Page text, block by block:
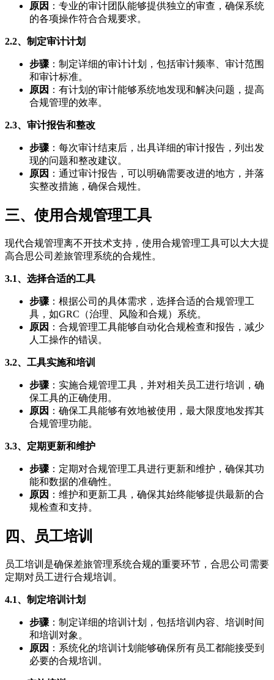
原因 ：专业的审计团队能够提供独立的审查，确保系统
的各项操作符合合规要求。
2.2、制定审计计划
步骤：制定详细的审计计划，包括审计频率、审计范围
和审计标准。
原因 ：有计划的审计能够系统地发现和解决问题，提高
合规管理的效率。
2.3、审计报告和整改
步骤：每次审计结束后，出具详细的审计报告，列出发
现的问题和整改建议。
原因 ：通过审计报告，可以明确需要改进的地方，并落
实整改措施，确保合规性。
三、使用合规管理工具
现代合规管理离不开技术支持，使用合规管理工具可以大大提
高合思公司差旅管理系统的合规性。
3.1、选择合适的工具
步骤 ：根据公司的具体需求，选择合适的合规管理工
具，如GRC（治理、风险和合规）系统。
原因 ：合规管理工具能够自动化合规检查和报告，减少
人工操作的错误。
3.2、工具实施和培训
步骤 ：实施合规管理工具，并对相关员工进行培训，确
保工具的正确使用。
原因 ：确保工具能够有效地被使用，最大限度地发挥其
合规管理功能。
3.3、定期更新和维护
步骤 ：定期对合规管理工具进行更新和维护，确保其功
能和数据的准确性。
原因 ：维护和更新工具，确保其始终能够提供最新的合
规检查和支持。
四、员工培训
员工培训是确保差旅管理系统合规的重要环节，合思公司需要
定期对员工进行合规培训。
4.1、制定培训计划
步骤 ：制定详细的培训计划，包括培训内容、培训时间
和培训对象。
原因 ：系统化的培训计划能够确保所有员工都能接受到
必要的合规培训。